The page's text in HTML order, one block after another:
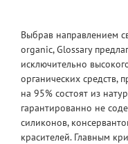
Выбрав направлением
organic, Glossary
исключительно
органических средств,
на 95% состоят из
гарантированно не
силиконов,
красителей. Главным